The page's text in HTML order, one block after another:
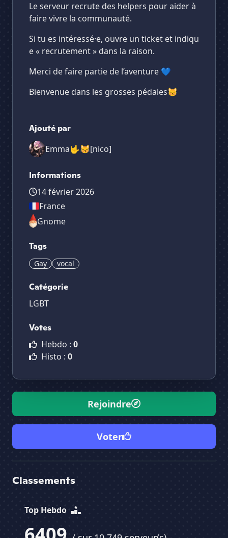
Le serveur recrute des helpers pour aider à
faire vivre la communauté.
Si tu es intéressé·e, ouvre un ticket et indiqu
e « recrutement » dans la raison.
Merci de faire partie de l’aventure 💙
Bienvenue dans les grosses pédales😽
Ajouté par
Emma🤟😽[nico]
Informations
14 février 2026
France
Gnome
Tags
Gay vocal
Catégorie
LGBT
Votes
Hebdo : 0
Histo : 0
Rejoindre
Voter
Classements
Top Hebdo